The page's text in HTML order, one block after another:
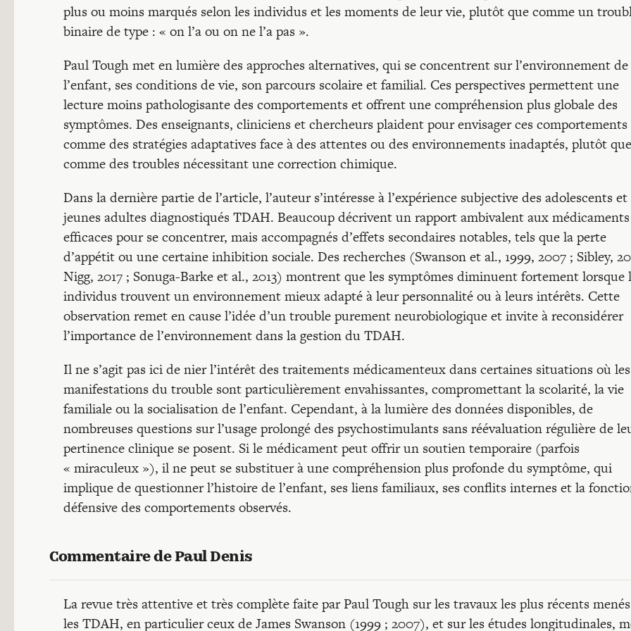
plus ou moins marqués selon les individus et les moments de leur vie, plutôt que comme un
binaire de type : « on l’a ou on ne l’a pas ».
Paul Tough met en lumière des approches alternatives, qui se concentrent sur l’environnement de
l’enfant, ses conditions de vie, son parcours scolaire et familial. Ces perspectives permettent une
lecture moins pathologisante des comportements et offrent une compréhension plus globale des
symptômes. Des enseignants, cliniciens et chercheurs plaident pour envisager ces comportements
comme des stratégies adaptatives face à des attentes ou des environnements inadaptés, plutôt que
comme des troubles nécessitant une correction chimique.
Dans la dernière partie de l’article, l’auteur s’intéresse à l’expérience subjective des adolescents et
jeunes adultes diagnostiqués TDAH. Beaucoup décrivent un rapport ambivalent aux
efficaces pour se concentrer, mais accompagnés d’effets secondaires notables, tels que la perte
d’appétit ou une certaine inhibition sociale. Des recherches (Swanson et al., 1999, 2007 ; Sibley,
Nigg, 2017 ; Sonuga-Barke et al., 2013) montrent que les symptômes diminuent fortement lorsque
individus trouvent un environnement mieux adapté à leur personnalité ou à leurs intérêts. Cette
observation remet en cause l’idée d’un trouble purement neurobiologique et invite à reconsidérer
l’importance de l’environnement dans la gestion du TDAH.
Il ne s’agit pas ici de nier l’intérêt des traitements médicamenteux dans certaines situations où les
manifestations du trouble sont particulièrement envahissantes, compromettant la scolarité, la vie
familiale ou la socialisation de l’enfant. Cependant, à la lumière des données disponibles, de
nombreuses questions sur l’usage prolongé des psychostimulants sans réévaluation régulière de
pertinence clinique se posent. Si le médicament peut offrir un soutien temporaire (parfois
« miraculeux »), il ne peut se substituer à une compréhension plus profonde du symptôme, qui
implique de questionner l’histoire de l’enfant, ses liens familiaux, ses conflits internes et la
défensive des comportements observés.
Commentaire de Paul Denis
La revue très attentive et très complète faite par Paul Tough sur les travaux les plus récents
les TDAH, en particulier ceux de James Swanson (1999 ; 2007), et sur les études longitudinales,